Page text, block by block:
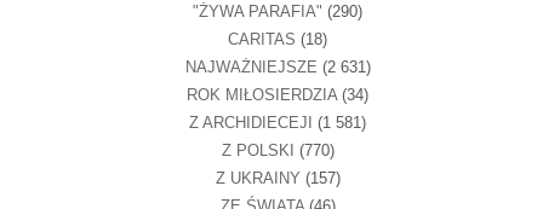
"ŻYWA PARAFIA" (290)
CARITAS (18)
NAJWAŻNIEJSZE (2 631)
ROK MIŁOSIERDZIA(34)
Z ARCHIDIECEJI (1 581)
Z POLSKI (770)
Z UKRAINY (157)